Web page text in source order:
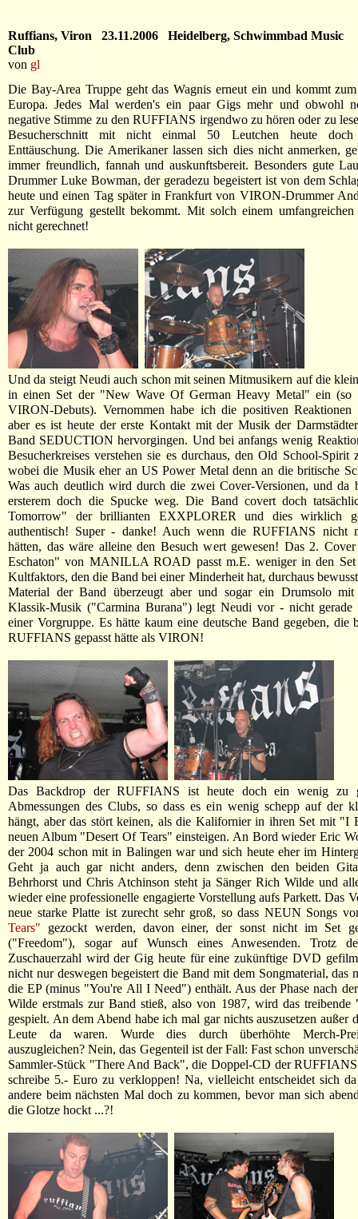
Ruffians, Viron 23.11.2006 Heidelberg, Schwimmbad Music
Club
von gl
Die Bay-Area Truppe geht das Wagnis erneut ein und kommt
Europa. Jedes Mal werden's ein paar Gigs mehr und obwohl
negative Stimme zu den RUFFIANS irgendwo zu hören oder zu
Besucherschnitt mit nicht einmal 50 Leutchen heute
Enttäuschung. Die Amerikaner lassen sich dies nicht anmerken,
immer freundlich, fannah und auskunftsbereit. Besonders gute
Drummer Luke Bowman, der geradezu begeistert ist von dem
heute und einen Tag später in Frankfurt von VIRON-Drummer
zur Verfügung gestellt bekommt. Mit solch einem
nicht gerechnet!
Und da steigt Neudi auch schon mit seinen Mitmusikern auf die
in einen Set der "New Wave Of German Heavy Metal" ein (so
VIRON-Debuts). Vernommen habe ich die positiven Reaktionen
aber es ist heute der erste Kontakt mit der Musik der
Band SEDUCTION hervorgingen. Und bei anfangs wenig
Besucherkreises verstehen sie es durchaus, den Old School-Spirit
wobei die Musik eher an US Power Metal denn an die britische
Was auch deutlich wird durch die zwei Cover-Versionen, und da
ersterem doch die Spucke weg. Die Band covert doch
Tomorrow" der brillianten EXXPLORER und dies wirklich
authentisch! Super - danke! Auch wenn die RUFFIANS nicht
hätten, das wäre alleine den Besuch wert gewesen! Das 2.
Eschaton" von MANILLA ROAD passt m.E. weniger in den
Kultfaktors, den die Band bei einer Minderheit hat, durchaus
Material der Band überzeugt aber und sogar ein Drumsolo mit
Klassik-Musik ("Carmina Burana") legt Neudi vor - nicht gerade
einer Vorgruppe. Es hätte kaum eine deutsche Band gegeben, die
RUFFIANS gepasst hätte als VIRON!
Das Backdrop der RUFFIANS ist heute doch ein wenig zu
Abmessungen des Clubs, so dass es ein wenig schepp auf der
hängt, aber das stört keinen, als die Kalifornier in ihren Set mit "I
neuen Album "Desert Of Tears" einsteigen. An Bord wieder Eric
der 2004 schon mit in Balingen war und sich heute eher im
Geht ja auch gar nicht anders, denn zwischen den beiden
Behrhorst und Chris Atchinson steht ja Sänger Rich Wilde und
wieder eine professionelle engagierte Vorstellung aufs Parkett. Das
neue starke Platte ist zurecht sehr groß, so dass NEUN Songs
Tears" gezockt werden, davon einer, der sonst nicht im Set
("Freedom"), sogar auf Wunsch eines Anwesenden. Trotz
Zuschauerzahl wird der Gig heute für eine zukünftige DVD
nicht nur deswegen begeistert die Band mit dem Songmaterial, das
die EP (minus "You're All I Need") enthält. Aus der Phase nach
Wilde erstmals zur Band stieß, also von 1987, wird das
gespielt. An dem Abend habe ich mal gar nichts auszusetzen außer
Leute da waren. Wurde dies durch überhöhte Merch-
auszugleichen? Nein, das Gegenteil ist der Fall: Fast schon
Sammler-Stück "There And Back", die Doppel-CD der
schreibe 5.- Euro zu verkloppen! Na, vielleicht entscheidet sich
andere beim nächsten Mal doch zu kommen, bevor man sich
die Glotze hockt ...?!